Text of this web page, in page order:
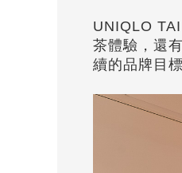
UNIQLO
茶體驗，還
續的品牌目